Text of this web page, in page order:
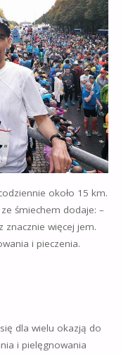
około 15 km.
śmiechem dodaje: –
znacznie więcej jem.
i pieczenia.
dla wielu okazją do
i pielęgnowania